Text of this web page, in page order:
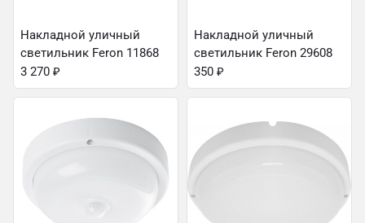
Накладной уличный
светильник Feron 11868
3 270 ₽
Накладной уличный
светильник Feron 29608
350 ₽